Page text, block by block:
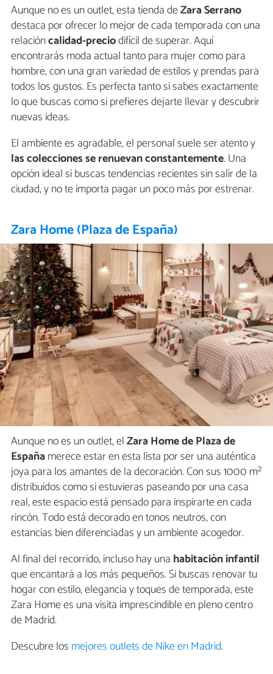
Aunque no es un outlet, esta tienda deZara Serrano
destaca por ofrecer lo mejor de cada temporada con una
relacióncalidad-preciodifícil de superar. Aquí
encontrarás moda actual tanto para mujer como para
hombre, con una gran variedad de estilos y prendas para
todos los gustos. Es perfecta tanto si sabes exactamente
lo que buscas como si prefieres dejarte llevar y descubrir
nuevas ideas.
El ambiente es agradable, el personal suele ser atento y
las colecciones se renuevan constantemente. Una
opción ideal si buscas tendencias recientes sin salir de la
ciudad, y no te importa pagar un poco más por estrenar.
Zara Home (Plaza de España)
Aunque no es un outlet, elZara Home de Plaza de
Españamerece estar en esta lista por ser una auténtica
joya para los amantes de la decoración. Con sus 1000 m²
distribuidos como si estuvieras paseando por una casa
real, este espacio está pensado para inspirarte en cada
rincón. Todo está decorado en tonos neutros, con
estancias bien diferenciadas y un ambiente acogedor.
Al final del recorrido, incluso hay una habitación infantil
que encantará a los más pequeños. Si buscas renovar tu
hogar con estilo, elegancia y toques de temporada, este
Zara Home es una visita imprescindible en pleno centro
de Madrid.
Descubre los mejores outlets de Nike en Madrid.